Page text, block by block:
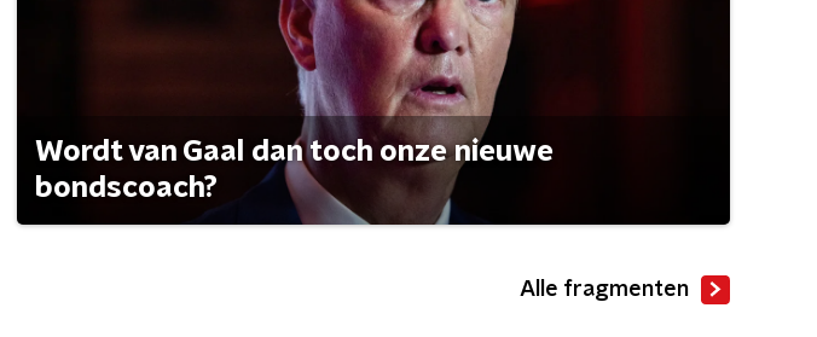
Wordt van Gaal dan toch onze nieuwe
bondscoach?
Alle fragmenten